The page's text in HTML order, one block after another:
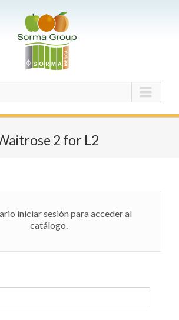
2 for L2
iniciar sesión para acceder al
catálogo.